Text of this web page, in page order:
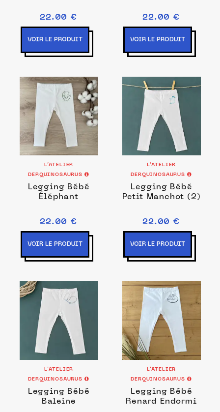
22.00 €
VOIR LE PRODUIT
22.00 €
VOIR LE PRODUIT
L’ATELIER
DERQUINOSAURUS
Legging Bébé
Éléphant
22.00 €
VOIR LE PRODUIT
L’ATELIER
DERQUINOSAURUS
Legging Bébé
Petit Manchot (2)
22.00 €
VOIR LE PRODUIT
L’ATELIER
DERQUINOSAURUS
Legging Bébé
Baleine
L’ATELIER
DERQUINOSAURUS
Legging Bébé
Renard Endormi